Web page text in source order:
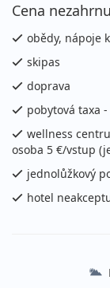
31.01. -
neděle - neděle
únor 2027
07.02. -
neděle - neděle
14.02. -
Cena
obědy, nápoje
skipas
doprava
pobytová taxa
wellness
osoba 5 €/vstup
jednolůžkový
hotel